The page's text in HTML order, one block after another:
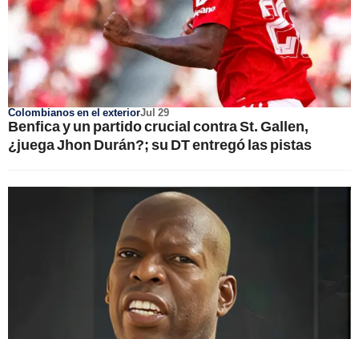
Colombianos en el exteriorJul 29
Benfica y un partido crucial contra St. Gallen,
¿juega Jhon Durán?; su DT entregó las pistas